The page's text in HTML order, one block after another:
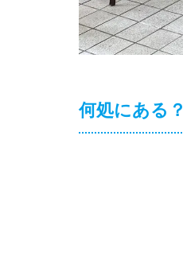
何処にある？